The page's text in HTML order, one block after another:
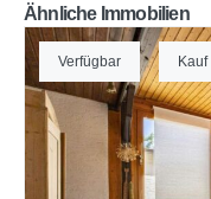
Ähnliche Immobilien
Verfügbar Kauf